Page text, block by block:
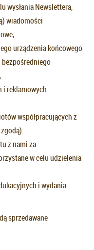
wysłania Newslettera,
wiadomości
urządzenia końcowego
i reklamowych
współpracujących z
z nami za
w celu udzielenia
i wydania
sprzedawane